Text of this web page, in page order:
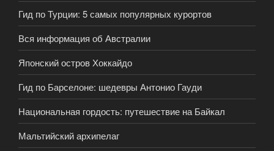
Гид по Турции: 5 самых популярных курортов
Вся информация об Австралии
Японский остров Хоккайдо
Гид по Барселоне: шедевры Антонио Гауди
Национальная гордость: путешествие на Байкал
Мальтийский архипелаг